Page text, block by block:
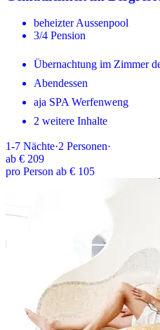
beheizter Aussenpool
3/4 Pension
Übernachtung im Zimmer
Abendessen
aja SPA Werfenweng
2 weitere Inhalte
1-7 Nächte·2 Personen·
ab € 209
pro Person ab € 105